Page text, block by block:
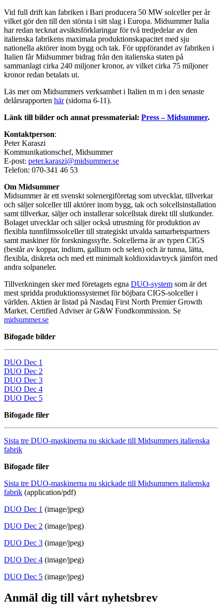
Vid full drift kan fabriken i Bari producera 50 MW solceller per år
vilket gör den till den största i sitt slag i Europa. Midsummer Italia
har redan tecknat avsiktsförklaringar för två tredjedelar av den
italienska fabrikens maximala produktionskapacitet med sju
nationella aktörer inom bygg och tak. För uppförandet av fabriken i
Italien får Midsummer bidrag från den italienska staten på
sammanlagt cirka 240 miljoner kronor, av vilket cirka 75 miljoner
kronor redan betalats ut.
Läs mer om Midsummers verksamhet i Italien m m i den senaste
delårsrapporten här(sidorna 6-11).
Länk till bilder och annat pressmaterial: Press – Midsummer.
Kontaktperson:
Peter Karaszi
Kommunikationschef, Midsummer
E-post: peter.karaszi@midsummer.se
Telefon: 070-341 46 53
Om Midsummer
Midsummer är ett svenskt solenergiföretag som utvecklar, tillverkar
och säljer solceller till aktörer inom bygg, tak och solcellsinstallation
samt tillverkar, säljer och installerar solcellstak direkt till slutkunder.
Bolaget utvecklar och säljer också utrustning för produktion av
flexibla tunnfilmssolceller till strategiskt utvalda samarbetspartners
samt maskiner för forskningssyfte. Solcellerna är av typen CIGS
(består av koppar, indium, gallium och selen) och är tunna, lätta,
flexibla, diskreta och med ett minimalt koldioxidavtryck jämfört med
andra solpaneler.
Tillverkningen sker med företagets egna DUO-system som är det
mest spridda produktionssystemet för böjbara CIGS-solceller i
världen. Aktien är listad på Nasdaq First North Premier Growth
Market. Certified Adviser är G&W Fondkommission. Se
midsummer.se
Bifogade bilder
DUO Dec 1
DUO Dec 2
DUO Dec 3
DUO Dec 4
DUO Dec 5
Bifogade filer
Sista tre DUO-maskinerna nu skickade till Midsummers italienska
fabrik
Bifogade filer
Sista tre DUO-maskinerna nu skickade till Midsummers italienska
fabrik (application/pdf)
DUO Dec 1 (image/jpeg)
DUO Dec 2 (image/jpeg)
DUO Dec 3 (image/jpeg)
DUO Dec 4 (image/jpeg)
DUO Dec 5 (image/jpeg)
Anmäl dig till vårt nyhetsbrev